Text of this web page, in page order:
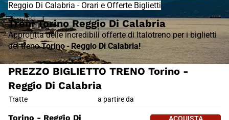
Reggio Di Calabria - Orari e Offerte Biglietti
Treni Torino Reggio Di Calabria
Approfitta delle incredibili offerte di Italotreno per i biglietti
del trenoTorino-Reggio Di Calabria!
PREZZO BIGLIETTO TRENO Torino -
Reggio Di Calabria
PREZZO BIGLIETTO TRENO
Tratte a partire da
ACQUISTA
Torino - Reggio Di